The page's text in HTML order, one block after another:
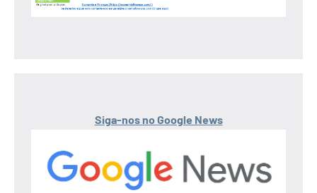
Siga-nos no Google News